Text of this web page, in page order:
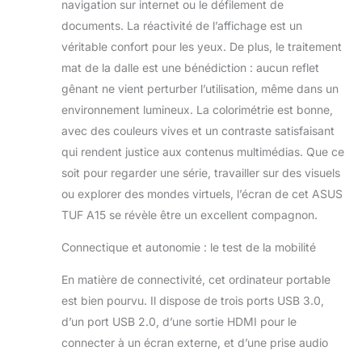
fonctionnalités de
sécurité incluent un
emplacement de
sécurité
Kensington, un
module TPM
(Firmware TPM) et
une protection par
Protégez vos
données et votre
appareil avec des
fonctionnalités de
sécurité avancées.
navigation sur internet ou le défilement de
documents. La réactivité de l’affichage est un
véritable confort pour les yeux. De plus, le traitement
mat de la dalle est une bénédiction : aucun reflet
gênant ne vient perturber l’utilisation, même dans un
environnement lumineux. La colorimétrie est bonne,
avec des couleurs vives et un contraste satisfaisant
qui rendent justice aux contenus multimédias. Que ce
soit pour regarder une série, travailler sur des visuels
ou explorer des mondes virtuels, l’écran de cet ASUS
TUF A15 se révèle être un excellent compagnon.
Connectique et autonomie : le test de la mobilité
En matière de connectivité, cet ordinateur portable
est bien pourvu. Il dispose de trois ports USB 3.0,
d’un port USB 2.0, d’une sortie HDMI pour le
connecter à un écran externe, et d’une prise audio